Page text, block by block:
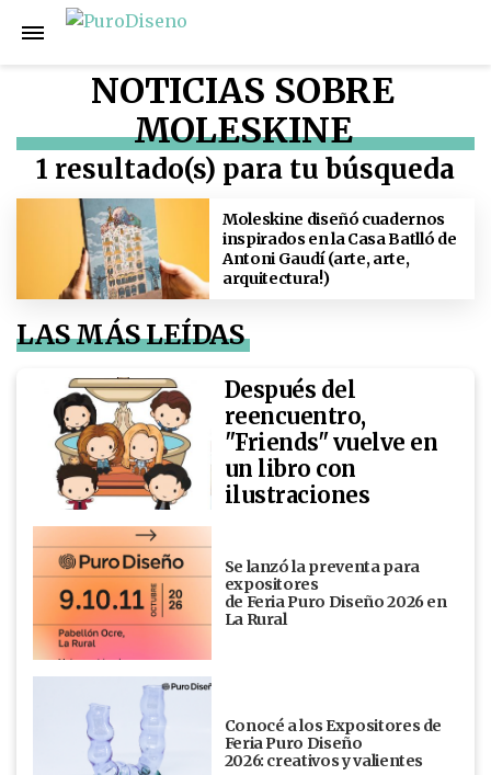
NOTICIAS SOBRE
MOLESKINE
1 resultado(s) para tu búsqueda
Moleskine diseñó cuadernos
inspirados en la Casa Batlló de
Antoni Gaudí (arte, arte,
arquitectura!)
LAS MÁS LEÍDAS
Después del
reencuentro,
"Friends" vuelve en
un libro con
ilustraciones
Se lanzó la preventa para
expositores
de Feria Puro Diseño 2026 en
La Rural
Conocé a los Expositores de
Feria Puro Diseño
2026: creativos y valientes